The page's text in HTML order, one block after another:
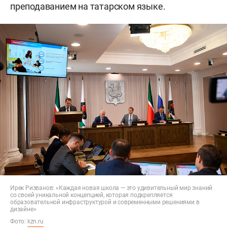
преподаванием на татарском языке.
Ирек Ризванов: «Каждая новая школа — это удивительный мир знаний
со своей уникальной концепцией, которая подкрепляется
образовательной инфраструктурой и современными решениями в
дизайне»
Фото: kzn.ru